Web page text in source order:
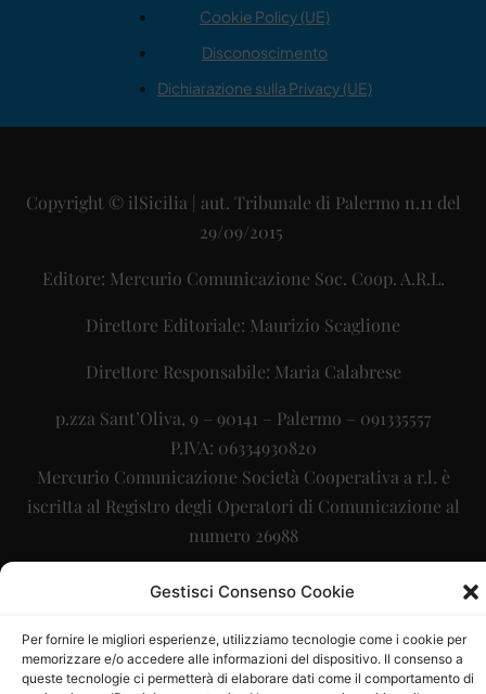
Gestisci Consenso Cookie
Per fornire le migliori esperienze, utilizziamo tecnologie come i cookie per
memorizzare e/o accedere alle informazioni del dispositivo. Il consenso a
queste tecnologie ci permetterà di elaborare dati come il comportamento di
Cookie Policy (UE)
Disconoscimento
Dichiarazione sulla Privacy (UE)
Copyright © ilSicilia | aut. Tribunale di Palermo n.11 del
29/09/2015
Editore: Mercurio Comunicazione Soc. Coop. A.R.L.
Direttore Editoriale: Maurizio Scaglione
Direttore Responsabile: Maria Calabrese
p.zza Sant’Oliva, 9 – 90141 – Palermo – 091335557
P.IVA: 06334930820
Mercurio Comunicazione Società Cooperativa a r.l. è
iscritta al Registro degli Operatori di Comunicazione al
numero 26988
Sito gestito da La Digitale srl info@ladigitale.it